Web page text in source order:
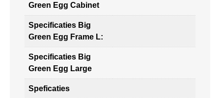
Green Egg Cabinet
Specificaties Big
Green Egg Frame L:
Specificaties Big
Green Egg Large
Speficaties